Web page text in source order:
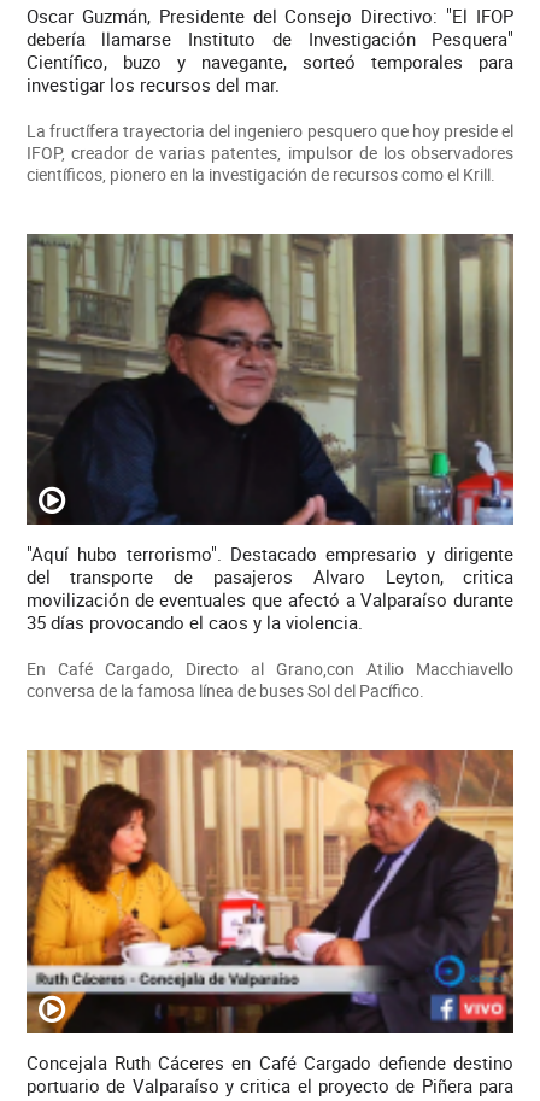
Oscar Guzmán, Presidente del Consejo Directivo: "El IFOP
debería llamarse Instituto de Investigación Pesquera"
Científico, buzo y navegante, sorteó temporales para
investigar los recursos del mar.
La fructífera trayectoria del ingeniero pesquero que hoy preside el
IFOP, creador de varias patentes, impulsor de los observadores
científicos, pionero en la investigación de recursos como el Krill.
"Aquí hubo terrorismo". Destacado empresario y dirigente
del transporte de pasajeros Alvaro Leyton, critica
movilización de eventuales que afectó a Valparaíso durante
35 días provocando el caos y la violencia.
En Café Cargado, Directo al Grano,con Atilio Macchiavello
conversa de la famosa línea de buses Sol del Pacífico.
Concejala Ruth Cáceres en Café Cargado defiende destino
portuario de Valparaíso y critica el proyecto de Piñera para